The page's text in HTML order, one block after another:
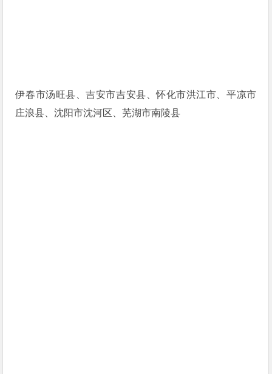
伊春市汤旺县、吉安市吉安县、怀化市洪江市、平凉市
庄浪县、沈阳市沈河区、芜湖市南陵县